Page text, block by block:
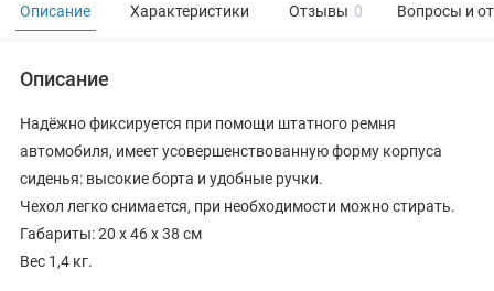
Описание Характеристики Отзывы 0 Вопросы и
Описание
Надёжно фиксируется при помощи штатного ремня
автомобиля, имеет усовершенствованную форму корпуса
сиденья: высокие борта и удобные ручки.
Чехол легко снимается, при необходимости можно стирать.
Габариты: 20 х 46 х 38 см
Вес 1,4 кг.